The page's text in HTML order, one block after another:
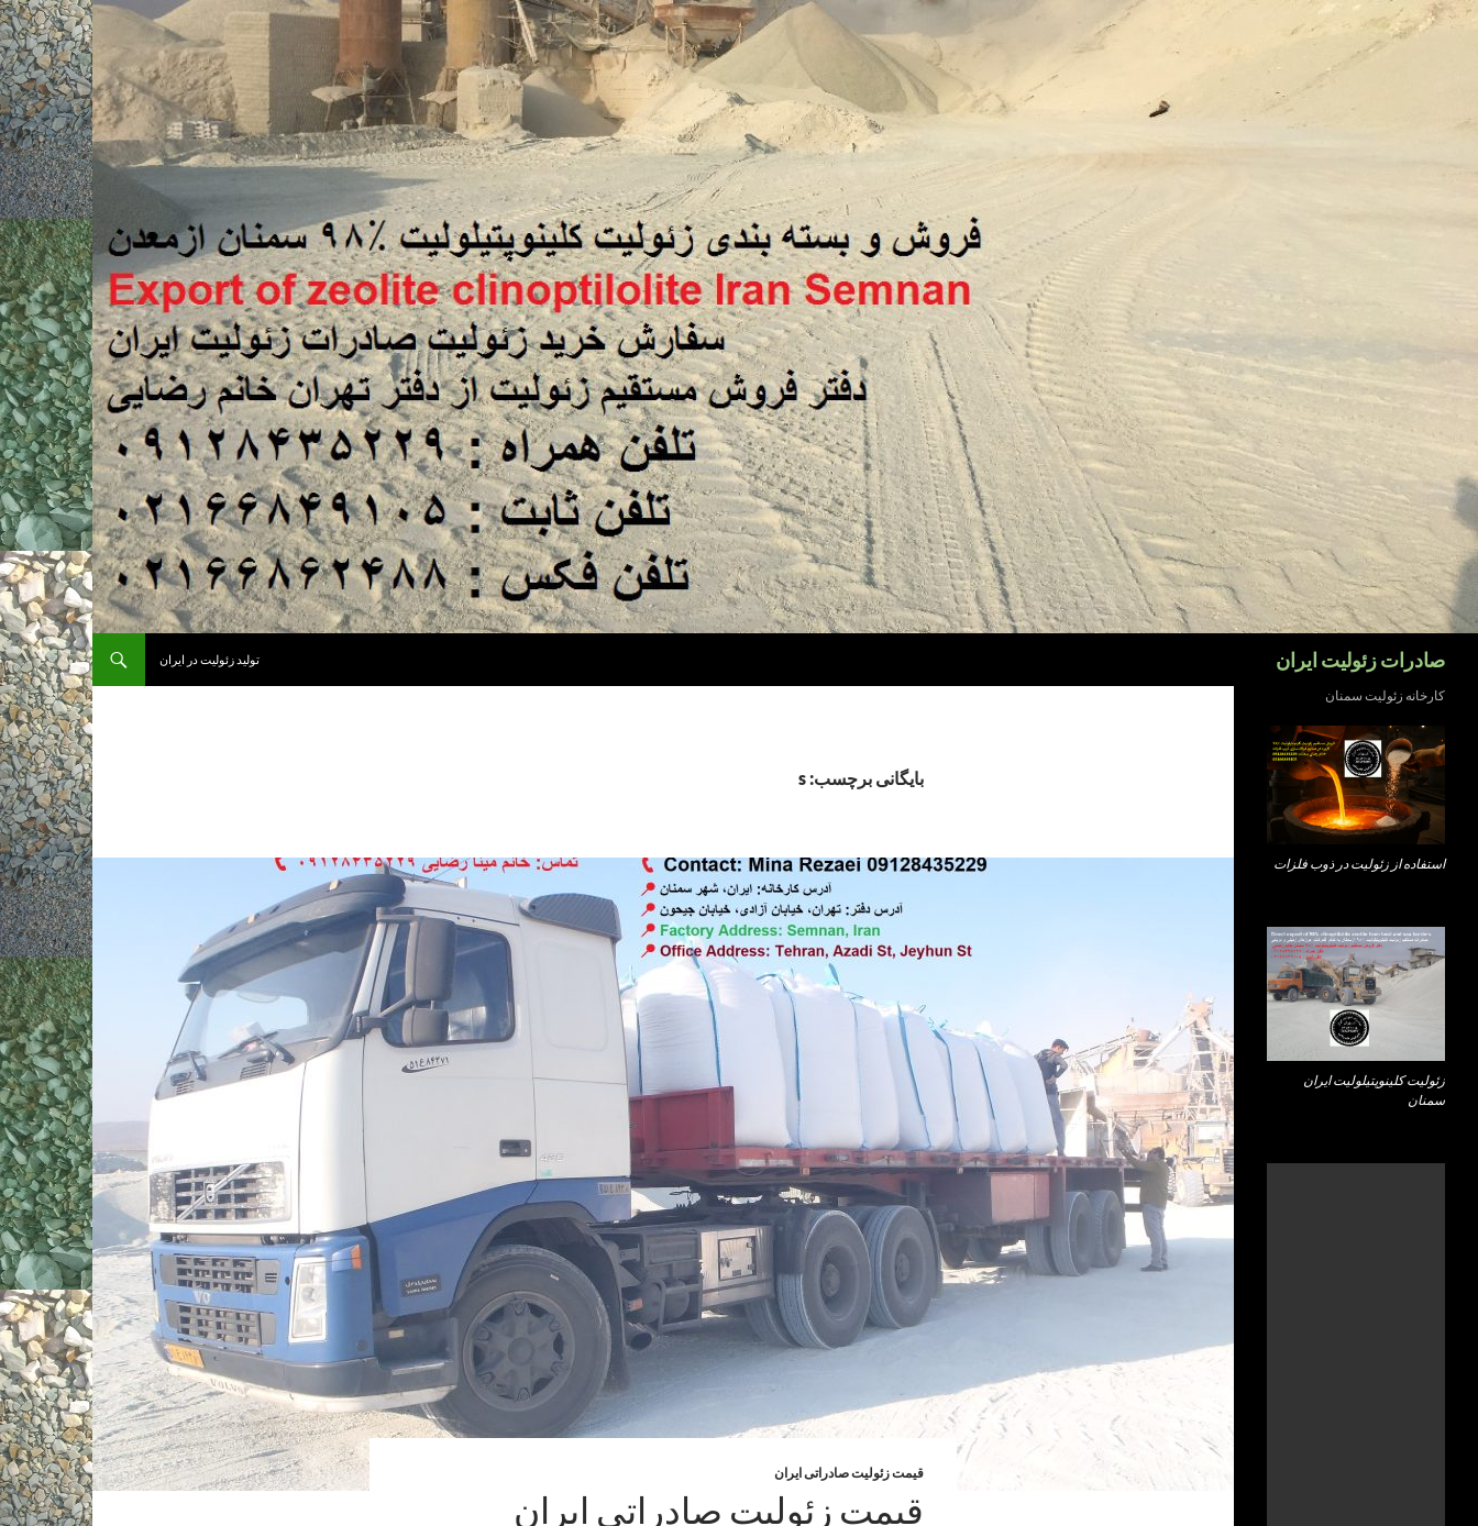
رفتن
صادرات زئولیت ایران تولید زئولیت در ایران
بایگانی برچسب: s
قیمت زئولیت صادراتی ایران
قیمت زئولیت صادراتی ایران
کارخانه زئولیت سمنان
استفاده از زئولیت در ذوب فلزات
زئولیت کلینوپتیلولیت ایران
سمنان